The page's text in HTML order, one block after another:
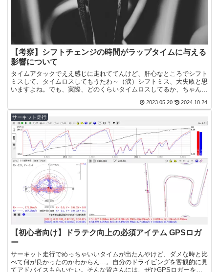
【考察】シフトチェンジの時間がラップタイムに与える
影響について
タイムアタックでええ感じに走れててんけど、肝心なところでシフト
ミスして、タイムロスしてもうたわ～（涙）シフトミス、大失敗と思
いますよね。でも、実際、どのくらいタイムロスしてるか、ちゃんと
2023.05.20 2024.10.24
サーキット走行
【初心者向け】ドラテク向上の必須アイテム GPSロガ
ー
サーキット走行でめっちゃいいタイムが出たんやけど、ダメな時と比
べて何が良かったのかわからん…。自分のドライビングを客観的に見
てアドバイスもらいたい。そんな皆さんには、ぜひGPSロガーを導